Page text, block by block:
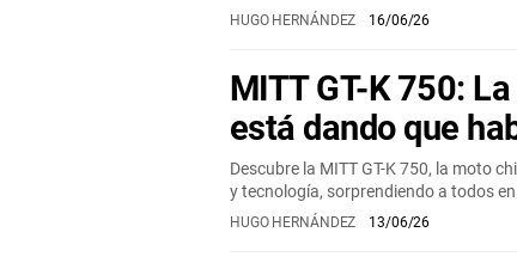
HUGO HERNÁNDEZ 16/06/26
MITT GT-K 750:
está dando que
Descubre la MITT GT-K 750, la moto
y tecnología, sorprendiendo a todos
HUGO HERNÁNDEZ 13/06/26